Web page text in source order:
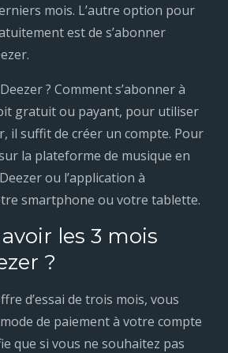
mois. L’autre option pour
est de s’abonner
? Comment s’abonner à
gratuit ou payant, pour utiliser
il suffit de créer un compte. Pour
la plateforme de musique en
ou l’application à
smartphone ou votre tablette.
les 3 mois
?
d’essai de trois mois, vous
de paiement à votre compte
que si vous ne souhaitez pas